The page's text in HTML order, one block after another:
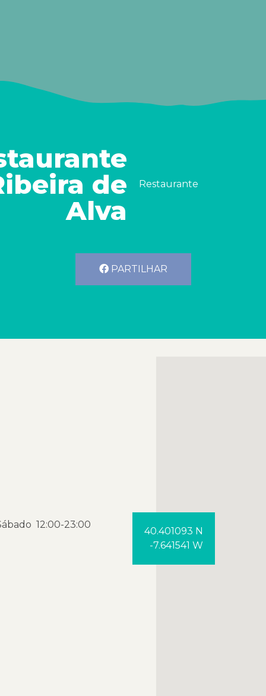
de
Alva
Restaurante
PARTILHAR
40.401093 N
-7.641541 W
12:00-23:00